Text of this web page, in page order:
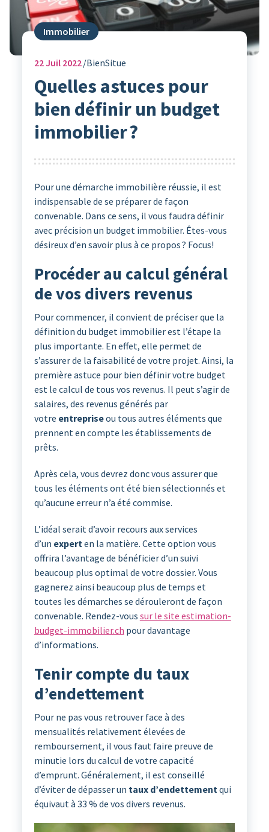
Immobilier
22Juil 2022 BienSitue
Quelles astuces pour
bien définir un budget
immobilier ?
Pour une démarche immobilière réussie, il est
indispensable de se préparer de façon
convenable. Dans ce sens, il vous faudra définir
avec précision un budget immobilier. Êtes-vous
désireux d’en savoir plus à ce propos ? Focus!
Procéder au calcul général
de vos divers revenus
Pour commencer, il convient de préciser que la
définition du budget immobilier est l’étape la
plus importante. En effet, elle permet de
s’assurer de la faisabilité de votre projet. Ainsi, la
première astuce pour bien définir votre budget
est le calcul de tous vos revenus. Il peut s’agir de
salaires, des revenus générés par
votre entrepriseou tous autres éléments que
prennent en compte les établissements de
prêts.
Après cela, vous devrez donc vous assurer que
tous les éléments ont été bien sélectionnés et
qu’aucune erreur n’a été commise.
L’idéal serait d’avoir recours aux services
d’un expert en la matière. Cette option vous
offrira l’avantage de bénéficier d’un suivi
beaucoup plus optimal de votre dossier. Vous
gagnerez ainsi beaucoup plus de temps et
toutes les démarches se dérouleront de façon
convenable. Rendez-vous sur le site estimation-
budget-immobilier.ch pour davantage
d’informations.
Tenir compte du taux
d’endettement
Pour ne pas vous retrouver face à des
mensualités relativement élevées de
remboursement, il vous faut faire preuve de
minutie lors du calcul de votre capacité
d’emprunt. Généralement, il est conseillé
d’éviter de dépasser un taux d’endettement qui
équivaut à 33 % de vos divers revenus.